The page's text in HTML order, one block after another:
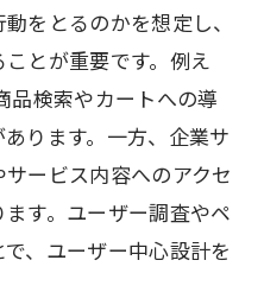
をとるのかを想定し、
とが重要です。例え
品検索やカートへの導
ります。一方、企業サ
ービス内容へのアクセ
す。ユーザー調査やペ
、ユーザー中心設計を